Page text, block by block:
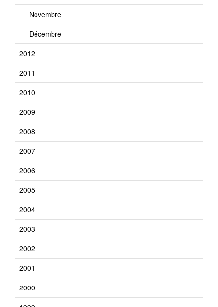
Novembre
Décembre
2012
2011
2010
2009
2008
2007
2006
2005
2004
2003
2002
2001
2000